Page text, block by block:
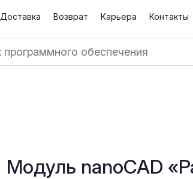
Доставка Возврат Карьера Контакты
Модуль nanoCAD